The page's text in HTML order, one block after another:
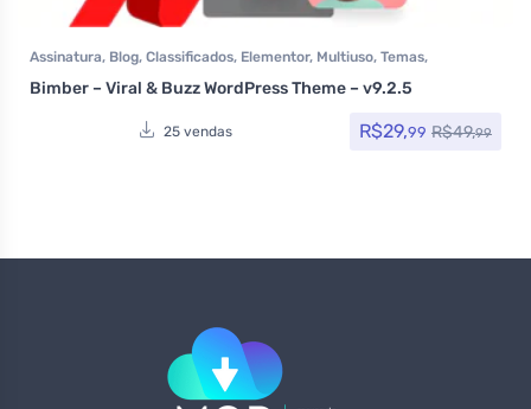
Assinatura, Blog, Classificados, Elementor, Multiuso, Temas,
Themeforest
Bimber – Viral & Buzz WordPress Theme – v9.2.5
25 vendas R$29,99 R$49,99